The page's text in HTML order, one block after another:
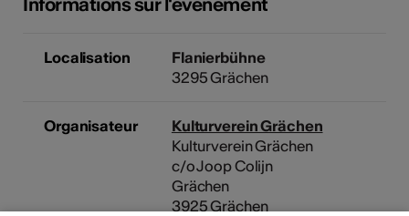
Localisation
Flanierbühne
3295 Grächen
Organisateur
Kulturverein Grächen
Kulturverein Grächen
c/o Joop Colijn
Grächen
3925 Grächen